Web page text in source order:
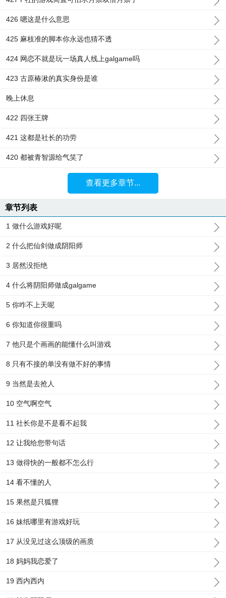
426 嗯这是什么意思
425 麻枝准的脚本你永远也猜不透
424 网恋不就是玩一场真人线上galgame吗
423 古原椿湫的真实身份是谁
晚上休息
422 四张王牌
421 这都是社长的功劳
420 都被青智源给气笑了
查看更多章节...
章节列表
1 做什么游戏好呢
2 什么把仙剑做成阴阳师
3 居然没拒绝
4 什么将阴阳师做成galgame
5 你咋不上天呢
6 你知道你很重吗
7 他只是个画画的能懂什么叫游戏
8 只有不接的单没有做不好的事情
9 当然是去抢人
10 空气啊空气
11 社长你是不是看不起我
12 让我给您带句话
13 做得快的一般都不怎么行
14 看不懂的人
15 果然是只狐狸
16 妹纸哪里有游戏好玩
17 从没见过这么顶级的画质
18 妈妈我恋爱了
19 西内西内